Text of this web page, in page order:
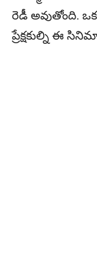
రెడీ అవుతోంది. ఒక
ప్రేక్షకుల్ని ఈ